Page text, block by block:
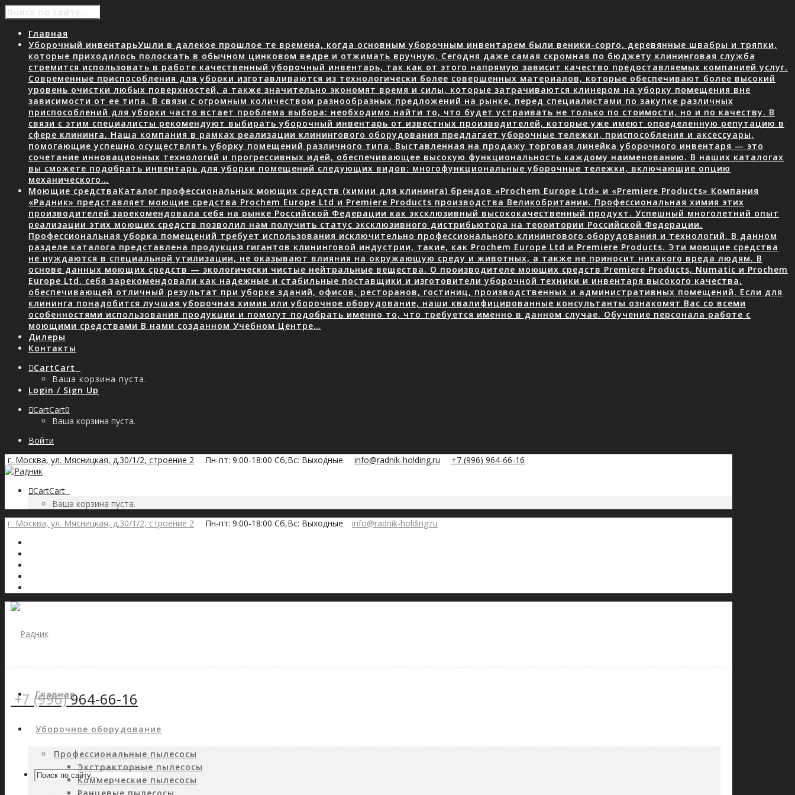
Главная
Уборочный инвентарьУшли в далекое прошлое те времена, когда основным уборочным инвентарем были веники-сорго, деревянные швабры и тряпки,
которые приходилось полоскать в обычном цинковом ведре и отжимать вручную. Сегодня даже самая скромная по бюджету клининговая служба
стремится использовать в работе качественный уборочный инвентарь, так как от этого напрямую зависит качество предоставляемых компанией услуг.
Современные приспособления для уборки изготавливаются из технологически более совершенных материалов, которые обеспечивают более высокий
уровень очистки любых поверхностей, а также значительно экономят время и силы, которые затрачиваются клинером на уборку помещения вне
зависимости от ее типа. В связи с огромным количеством разнообразных предложений на рынке, перед специалистами по закупке различных
приспособлений для уборки часто встает проблема выбора: необходимо найти то, что будет устраивать не только по стоимости, но и по качеству. В
связи с этим специалисты рекомендуют выбирать уборочный инвентарь от известных производителей, которые уже имеют определенную репутацию в
сфере клининга. Наша компания в рамках реализации клинингового оборудования предлагает уборочные тележки, приспособления и аксессуары,
помогающие успешно осуществлять уборку помещений различного типа. Выставленная на продажу торговая линейка уборочного инвентаря — это
сочетание инновационных технологий и прогрессивных идей, обеспечивающее высокую функциональность каждому наименованию. В наших каталогах
вы сможете подобрать инвентарь для уборки помещений следующих видов: многофункциональные уборочные тележки, включающие опцию
механического…
Моющие средстваКаталог профессиональных моющих средств (химии для клининга) брендов «Prochem Europe Ltd» и «Premiere Products» Компания
«Радник» представляет моющие средства Prochem Europe Ltd и Premiere Products производства Великобритании. Профессиональная химия этих
производителей зарекомендовала себя на рынке Российской Федерации как эксклюзивный высококачественный продукт. Успешный многолетний опыт
реализации этих моющих средств позволил нам получить статус эксклюзивного дистрибьютора на территории Российской Федерации.
Профессиональная уборка помещений требует использования исключительно профессионального клинингового оборудования и технологий. В данном
разделе каталога представлена продукция гигантов клининговой индустрии, такие, как Prochem Europe Ltd и Premiere Products. Эти моющие средства
не нуждаются в специальной утилизации, не оказывают влияния на окружающую среду и животных, а также не приносит никакого вреда людям. В
основе данных моющих средств — экологически чистые нейтральные вещества. О производителе моющих средств Premiere Products, Numatic и Prochem
Europe Ltd. себя зарекомендовали как надежные и стабильные поставщики и изготовители уборочной техники и инвентаря высокого качества,
обеспечивающей отличный результат при уборке зданий, офисов, ресторанов, гостиниц, производственных и административных помещений. Если для
клининга понадобится лучшая уборочная химия или уборочное оборудование, наши квалифицированные консультанты ознакомят Вас со всеми
особенностями использования продукции и помогут подобрать именно то, что требуется именно в данном случае. Обучение персонала работе с
моющими средствами В нами созданном Учебном Центре…
Дилеры
Контакты
CartCart
Ваша корзина пуста.
Login / Sign Up
CartCart0
Ваша корзина пуста.
Войти
г. Москва, ул. Мясницкая, д.30/1/2, строение 2
Пн-пт: 9:00-18:00 Сб,Вс: Выходные info@radnik-holding.ru +7 (996) 964-66-16
CartCart
Ваша корзина пуста.
г. Москва, ул. Мясницкая, д.30/1/2, строение 2
Пн-пт: 9:00-18:00 Сб,Вс: Выходные info@radnik-holding.ru
+7 (996)964-66-16
Главная
Уборочное оборудование
Профессиональные пылесосы
Экстракторные пылесосы
Коммерческие пылесосы